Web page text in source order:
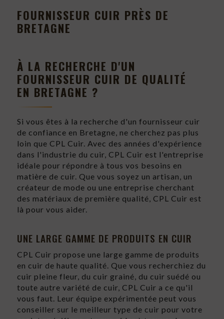
FOURNISSEUR CUIR PRÈS DE
BRETAGNE
À LA RECHERCHE D'UN
FOURNISSEUR CUIR DE QUALITÉ
EN BRETAGNE ?
Si vous êtes à la recherche d'un fournisseur cuir
de confiance en Bretagne, ne cherchez pas plus
loin que CPL Cuir. Avec des années d'expérience
dans l'industrie du cuir, CPL Cuir est l'entreprise
idéale pour répondre à tous vos besoins en
matière de cuir. Que vous soyez un artisan, un
créateur de mode ou une entreprise cherchant
des matériaux de première qualité, CPL Cuir est
là pour vous aider.
UNE LARGE GAMME DE PRODUITS EN CUIR
CPL Cuir propose une large gamme de produits
en cuir de haute qualité. Que vous recherchiez du
cuir pleine fleur, du cuir grainé, du cuir suédé ou
toute autre variété de cuir, CPL Cuir a ce qu'il
vous faut. Leur équipe expérimentée peut vous
conseiller sur le meilleur type de cuir pour votre